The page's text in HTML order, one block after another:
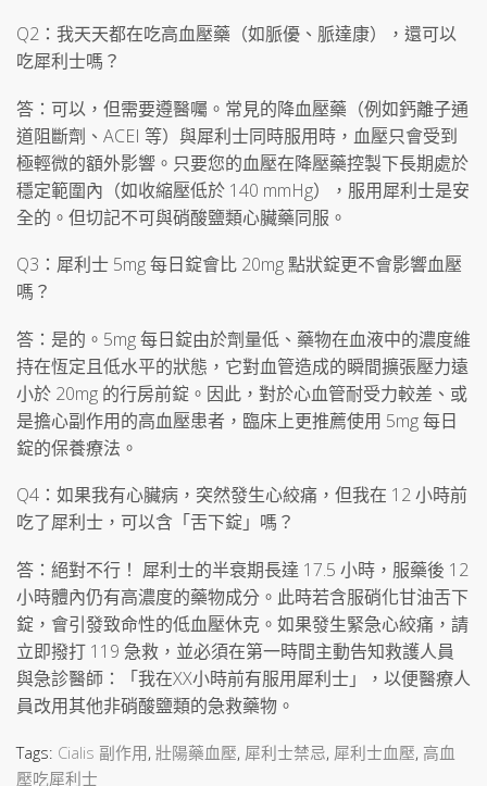
Q2：我天天都在吃高血壓藥（如脈優、脈達康），還可以
吃犀利士嗎？
答：可以，但需要遵醫囑。常見的降血壓藥（例如鈣離子通
道阻斷劑、ACEI 等）與犀利士同時服用時，血壓只會受到
極輕微的額外影響。只要您的血壓在降壓藥控製下長期處於
穩定範圍內（如收縮壓低於 140 mmHg），服用犀利士是安
全的。但切記不可與硝酸鹽類心臟藥同服。
Q3：犀利士 5mg 每日錠會比 20mg 點狀錠更不會影響血壓
嗎？
答：是的。5mg 每日錠由於劑量低、藥物在血液中的濃度維
持在恆定且低水平的狀態，它對血管造成的瞬間擴張壓力遠
小於 20mg 的行房前錠。因此，對於心血管耐受力較差、或
是擔心副作用的高血壓患者，臨床上更推薦使用 5mg 每日
錠的保養療法。
Q4：如果我有心臟病，突然發生心絞痛，但我在 12 小時前
吃了犀利士，可以含「舌下錠」嗎？
答：絕對不行！ 犀利士的半衰期長達 17.5 小時，服藥後 12
小時體內仍有高濃度的藥物成分。此時若含服硝化甘油舌下
錠，會引發致命性的低血壓休克。如果發生緊急心絞痛，請
立即撥打 119 急救，並必須在第一時間主動告知救護人員
與急診醫師：「我在XX小時前有服用犀利士」，以便醫療人
員改用其他非硝酸鹽類的急救藥物。
Tags: Cialis 副作用, 壯陽藥血壓, 犀利士禁忌, 犀利士血壓, 高血
壓吃犀利士